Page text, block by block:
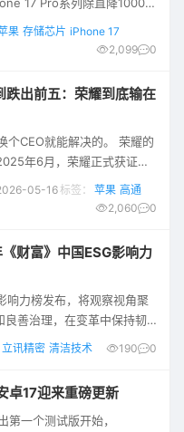
，我们也能一窥2026手机
计最高减2000元，入门版
Pro系列首次探入6000元价
果 存储芯片 iPhone 17
2,099
0
跌出前五：荣耀到底输在
个CEO就能解决的。 荣耀的
年6月，荣耀正式获证监
原定今年3月提交申报材料。
文件始终没有出现。 这个
，排名第六，直接跌出前
时间表，一边是手机销量的
05-16标签： 苹果 高通
2,060 0
财富》中国ESG影响力
响力榜发布，将观察视角聚
善治理，在变革中保持韧
越韧性，连续第三年跻身
平。 “2025年，立讯精密
获得专利117项。职业健康
立讯精密 清洁技术 190 0
卓17迎来重磅更新
第一个测试版开始，